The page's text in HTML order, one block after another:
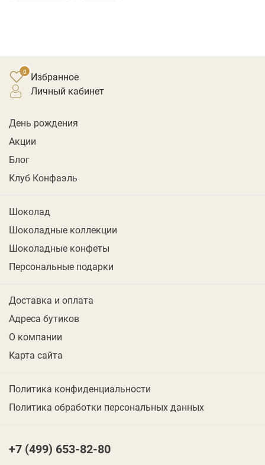
Избранное
личный кабинет
День рождения
Акции
Блог
Клуб Конфаэль
Шоколад
Шоколадные коллекции
Шоколадные конфеты
Персональные подарки
Доставка и оплата
Адреса бутиков
О компании
Карта сайта
Политика конфиденциальности
Политика обработки персональных данных
+7 (499) 653-82-80